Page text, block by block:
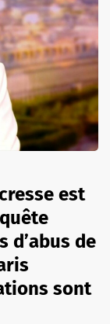
est
d’abus de
sont